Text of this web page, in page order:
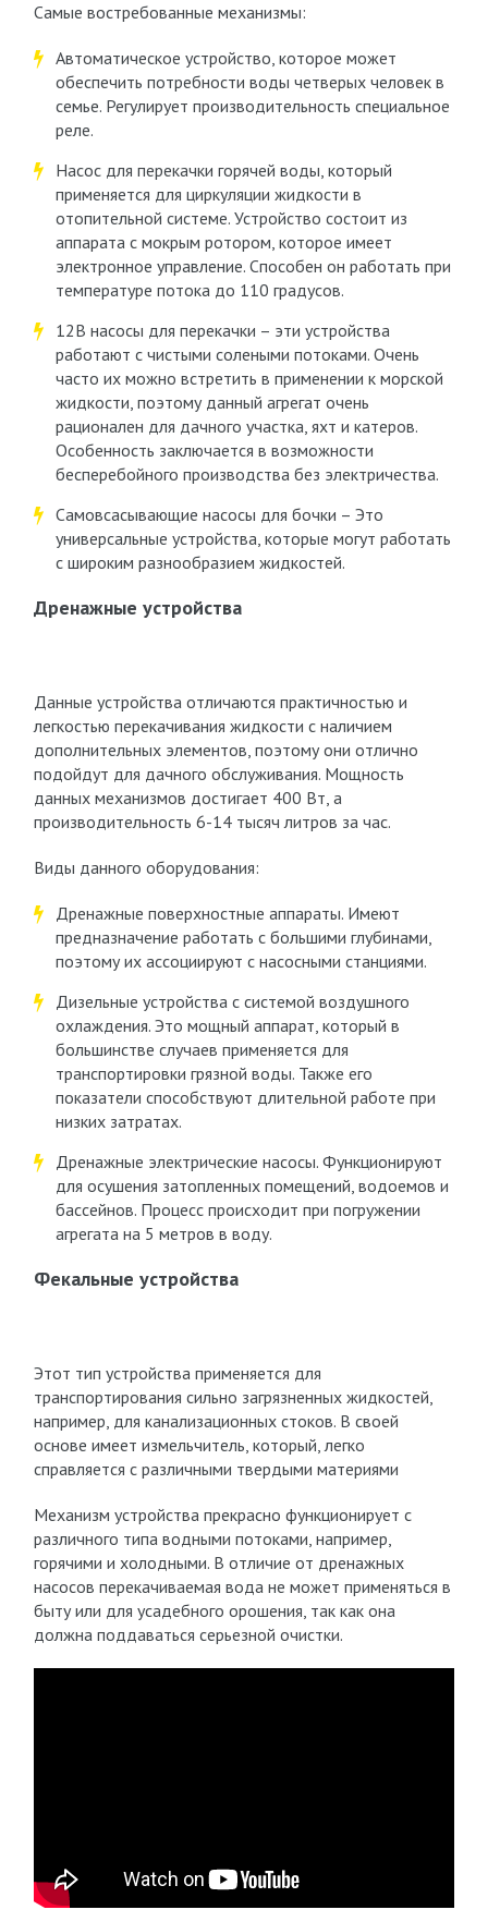
Самые востребованные механизмы:
Автоматическое устройство, которое может
обеспечить потребности воды четверых человек в
семье. Регулирует производительность специальное
реле.
Насос для перекачки горячей воды, который
применяется для циркуляции жидкости в
отопительной системе. Устройство состоит из
аппарата с мокрым ротором, которое имеет
электронное управление. Способен он работать при
температуре потока до 110 градусов.
12В насосы для перекачки – эти устройства
работают с чистыми солеными потоками. Очень
часто их можно встретить в применении к морской
жидкости, поэтому данный агрегат очень
рационален для дачного участка, яхт и катеров.
Особенность заключается в возможности
бесперебойного производства без электричества.
Самовсасывающие насосы для бочки – Это
универсальные устройства, которые могут работать
с широким разнообразием жидкостей.
Дренажные устройства
Данные устройства отличаются практичностью и
легкостью перекачивания жидкости с наличием
дополнительных элементов, поэтому они отлично
подойдут для дачного обслуживания. Мощность
данных механизмов достигает 400 Вт, а
производительность 6-14 тысяч литров за час.
Виды данного оборудования:
Дренажные поверхностные аппараты. Имеют
предназначение работать с большими глубинами,
поэтому их ассоциируют с насосными станциями.
Дизельные устройства с системой воздушного
охлаждения. Это мощный аппарат, который в
большинстве случаев применяется для
транспортировки грязной воды. Также его
показатели способствуют длительной работе при
низких затратах.
Дренажные электрические насосы. Функционируют
для осушения затопленных помещений, водоемов и
бассейнов. Процесс происходит при погружении
агрегата на 5 метров в воду.
Фекальные устройства
Этот тип устройства применяется для
транспортирования сильно загрязненных жидкостей,
например, для канализационных стоков. В своей
основе имеет измельчитель, который, легко
справляется с различными твердыми материями
Механизм устройства прекрасно функционирует с
различного типа водными потоками, например,
горячими и холодными. В отличие от дренажных
насосов перекачиваемая вода не может применяться в
быту или для усадебного орошения, так как она
должна поддаваться серьезной очистки.